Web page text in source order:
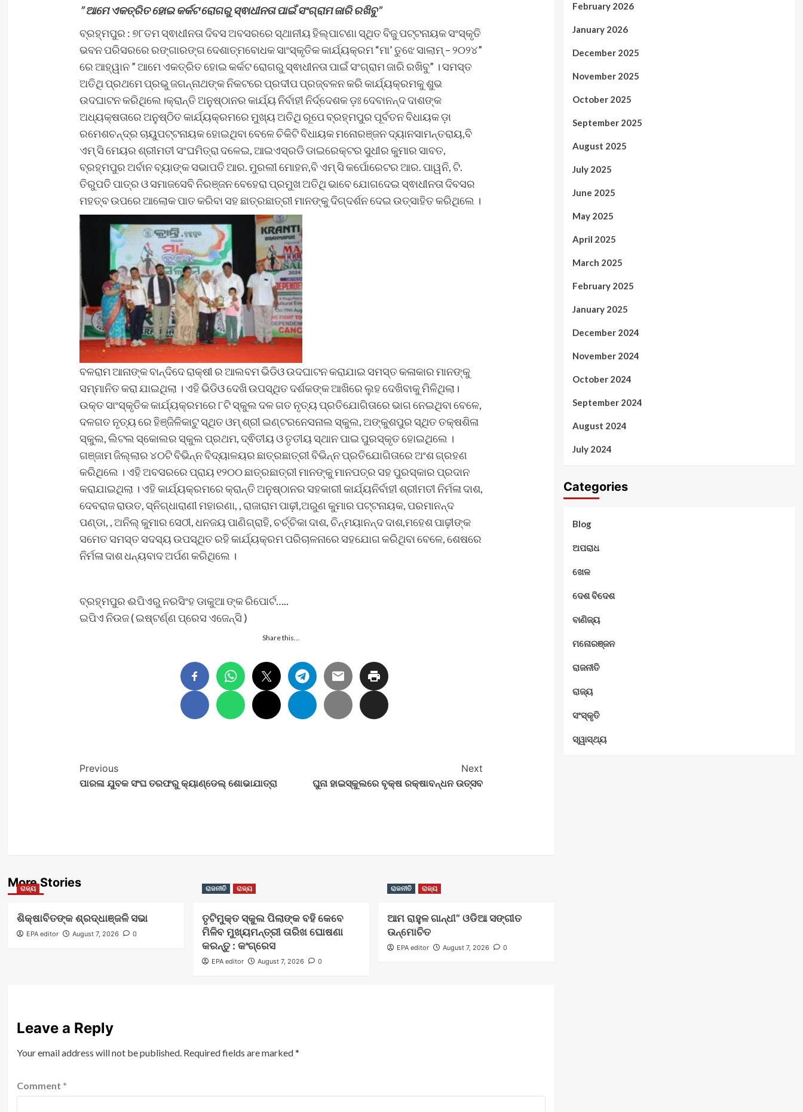
” ଆମେ ଏକତ୍ରିତ ହୋଇ କର୍କଟ ରୋଗରୁ ସ୍ଵାଧୀନତା ପାଇଁ ସଂଗ୍ରାମ ଜାରି ରଖିବୁ”
ବ୍ରହ୍ମପୁର : ୭୮ତମ ସ୍ଵାଧୀନତା ଦିବସ ଅବସରରେ ସ୍ଥାନୀୟ ହିଲ୍‌ପାଟଣା ସ୍ଥିତ ବିଜୁ ପଟ୍ଟନାୟକ ସଂସ୍କୃତି
ଭବନ ପରିସରରେ ରଙ୍ଗାରଙ୍ଗ ଦେଶାତ୍ମବୋଧକ ସାଂସ୍କୃତିକ କାର୍ଯ୍ୟକ୍ରମ “ମା’ ତୁଝେ ସାଲାମ୍‌ – ୨୦୨୪”
ରେ ଆହ୍ୱାନ ” ଆମେ ଏକତ୍ରିତ ହୋଇ କର୍କଟ ରୋଗରୁ ସ୍ଵାଧୀନତା ପାଇଁ ସଂଗ୍ରାମ ଜାରି ରଖିବୁ” । ସମସ୍ତ
ଅତିଥି ପ୍ରଥମେ ପ୍ରଭୁ ଜଗନ୍ନାଥଙ୍କ ନିକଟରେ ପ୍ରଦୀପ ପ୍ରଜ୍ବଳନ କରି କାର୍ଯ୍ୟକ୍ରମକୁ ଶୁଭ
ଉଦଘାଟନ କରିଥିଲେ।କ୍ରାନ୍ତି ଅନୁଷ୍ଠାନର କାର୍ଯ୍ୟ ନିର୍ବାହୀ ନିର୍ଦ୍ଦେଶକ ଡ଼ଃ ଦେବାନନ୍ଦ ଦାଶଙ୍କ
ଅଧ୍ୟକ୍ଷତାରେ ଅନୁଷ୍ଠିତ କାର୍ଯ୍ୟକ୍ରମରେ ମୁଖ୍ୟ ଅତିଥି ରୂପେ ବ୍ରହ୍ମପୁର ପୂର୍ବତନ ବିଧାୟକ ଡ଼ା
ରମେଶଚନ୍ଦ୍ର ଚାୟୁପଟ୍ଟନାୟକ ହୋଇଥିବା ବେଳେ ଚିକିଟି ବିଧାୟକ ମନୋରଞ୍ଜନ ଦ୍ୟାନସାମନ୍ତରାୟ,ବି
ଏମ୍ ସି ମେୟର ଶ୍ରୀମତୀ ସଂଘମିତ୍ରା ଦଳେଇ, ଆଇଏସ୍‌ରଡି ଡାଇରେକ୍ଟର ସୁଧୀର କୁମାର ସାବତ,
ବ୍ରହ୍ମପୁର ଅର୍ବାନ ବ୍ୟାଙ୍କ ସଭାପତି ଆର. ମୁରଲୀ ମୋହନ,ବି ଏମ୍ ସି କର୍ପୋରେଟର ଆର. ପାୱନି, ଟି.
ତିରୁପତି ପାତ୍ର ଓ ସମାଜସେବି ନିରଞ୍ଜନ ବେହେରା ପ୍ରମୁଖ ଅତିଥି ଭାବେ ଯୋଗଦେଇ ସ୍ଵାଧୀନତା ଦିବସର
ମହତ୍ବ ଉପରେ ଆଲୋକ ପାତ କରିବା ସହ ଛାତ୍ରଛାତ୍ରୀ ମାନଙ୍କୁ ଦିଗ୍‌ଦର୍ଶନ ଦେଇ ଉତ୍ସାହିତ କରିଥିଲେ ।
ବଳରାମ ଆନାଙ୍କ ବାନ୍ଦିଦେ ରାକ୍ଷୀ ର ଆଲବମ ଭିଡିଓ ଉଦଘାଟନ କରାଯାଇ ସମସ୍ତ କଳାକାର ମାନଙ୍କୁ
ସମ୍ମାନିତ କରା ଯାଇଥିଲା । ଏହି ଭିଡିଓ ଦେଖି ଉପସ୍ଥିତ ଦର୍ଶକଙ୍କ ଆଖିରେ ଲୁହ ଦେଖିବାକୁ ମିଳିଥିଲା।
ଉକ୍ତ ସାଂସ୍କୃତିକ କାର୍ଯ୍ୟକ୍ରମରେ ୮ଟି ସ୍କୁଲ ଦଳ ଗତ ନୃତ୍ୟ ପ୍ରତିଯୋଗିତାରେ ଭାଗ ନେଇଥିବା ବେଳେ,
ଦଳଗତ ନୃତ୍ୟ ରେ ହିଞ୍ଜିଳିକାଟୁ ସ୍ଥିତ ଓମ୍ ଶ୍ରୀ ଇଣ୍ଟରନେସନାଲ ସ୍କୁଲ, ଅଙ୍କୁଶପୁର ସ୍ଥିତ ତକ୍ଷଶିଳା
ସ୍କୁଲ, ଲିଟଲ ସ୍କୋଲର ସ୍କୁଲ ପ୍ରଥମ, ଦ୍ଵିତୀୟ ଓ ତୃତୀୟ ସ୍ଥାନ ପାଇ ପୁରସ୍କୃତ ହୋଇଥିଲେ ।
ଗଞ୍ଜାମ ଜିଲ୍ଲାର ୪୦ଟି ବିଭିନ୍ନ ବିଦ୍ୟାଳୟର ଛାତ୍ରଛାତ୍ରୀ ବିଭିନ୍ନ ପ୍ରତିଯୋଗିତାରେ ଅଂଶ ଗ୍ରହଣ
କରିଥିଲେ । ଏହି ଅବସରରେ ପ୍ରାୟ ୧୨୦୦ ଛାତ୍ରଛାତ୍ରୀ ମାନଙ୍କୁ ମାନପତ୍ର ସହ ପୁରସ୍କାର ପ୍ରଦାନ
କରାଯାଇଥିଲା । ଏହି କାର୍ଯ୍ୟକ୍ରମରେ କ୍ରାନ୍ତି ଅନୁଷ୍ଠାନର ସହକାରୀ କାର୍ଯ୍ୟନିର୍ବାହୀ ଶ୍ରୀମତୀ ନିର୍ମଳା ଦାଶ,
ଦେବରାଜ ରାଉତ, ସ୍ନିଗ୍ଧାରାଣୀ ମହାରଣା, , ରାଜାରାମ ପାଢ଼ୀ,ଅରୁଣ କୁମାର ପଟ୍ଟନାୟକ, ପରମାନନ୍ଦ
ପଣ୍ଡା, , ଅନିଲ୍ କୁମାର ସେଠୀ, ଧନଜୟ ପାଣିଗ୍ରାହି, ଚର୍ଚ୍ଚିକା ଦାଶ, ଚିନ୍ମୟାନନ୍ଦ ଦାଶ,ମହେଶ ପାଢ଼ୀଙ୍କ
ସମେତ ସମସ୍ତ ସଦସ୍ୟ ଉପସ୍ଥିତ ରହି କାର୍ଯ୍ୟକ୍ରମ ପରିଚାଳନାରେ ସହଯୋଗ କରିଥିବା ବେଳେ, ଶେଷରେ
ନିର୍ମଳା ଦାଶ ଧନ୍ୟବାଦ ଅର୍ପଣ କରିଥିଲେ ।
ବ୍ରହ୍ମପୁର ଈପିଏରୁ ନରସିଂହ ଡାକୁଆ ଙ୍କ ରିପୋର୍ଟ…..
ଇପିଏ ନିଉଜ ( ଇଷ୍ଟର୍ଣ୍ଣ ପ୍ରେସ ଏଜେନ୍ସି )
Share this…
Post
Navigation
Previous
ପାରଳା ଯୁବକ ସଂଘ ତରଫରୁ କ୍ୟାଣ୍ଡେଲ୍ ଶୋଭାଯାତ୍ରା
Next
ଘୁନା ହାଇସ୍କୁଲରେ ବୃକ୍ଷ ରକ୍ଷାବନ୍ଧନ ଉତ୍ସବ
More Stories
ରାଜ୍ୟ
ଶିକ୍ଷାବିତଙ୍କ ଶ୍ରଦ୍ଧାଞ୍ଜଳି ସଭା
EPA editor August 7, 2026 0
ରାଜନୀତି ରାଜ୍ୟ
ତୃଟିମୁକ୍ତ ସ୍କୁଲ ପିଲାଙ୍କ ବହି କେବେ
ମିଳିବ ମୁଖ୍ୟମନ୍ତ୍ରୀ ତାରିଖ ଘୋଷଣା
କରନ୍ତୁ : କଂଗ୍ରେସ
EPA editor August 7, 2026 0
ରାଜନୀତି ରାଜ୍ୟ
ଆମ ରାହୁଳ ଗାନ୍ଧୀ” ଓଡିଆ ସଙ୍ଗୀତ
ଉନ୍ମୋଚିତ
EPA editor August 7, 2026 0
Leave a Reply
Your email address will not be published. Required fields are marked*
Comment *
February 2026
January 2026
December 2025
November 2025
October 2025
September 2025
August 2025
July 2025
June 2025
May 2025
April 2025
March 2025
February 2025
January 2025
December 2024
November 2024
October 2024
September 2024
August 2024
July 2024
Categories
Blog
ଅପରାଧ
ଖେଳ
ଦେଶ ବିଦେଶ
ବାଣିଜ୍ୟ
ମନୋରଞ୍ଜନ
ରାଜନୀତି
ରାଜ୍ୟ
ସଂସ୍କୃତି
ସ୍ୱାସ୍ଥ୍ୟ